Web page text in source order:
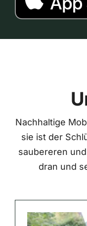
Nachhaltige
sie ist der
saubereren
dran und